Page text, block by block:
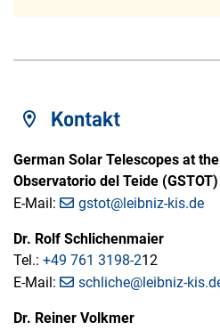
Kontakt
German Solar Telescopes at the
Observatorio del Teide (GSTOT)
E-Mail:
gstot@leibniz-kis.de
Dr. Rolf Schlichenmaier
Tel.: +49 761 3198-212
E-Mail:
schliche@leibniz-
Dr. Reiner Volkmer